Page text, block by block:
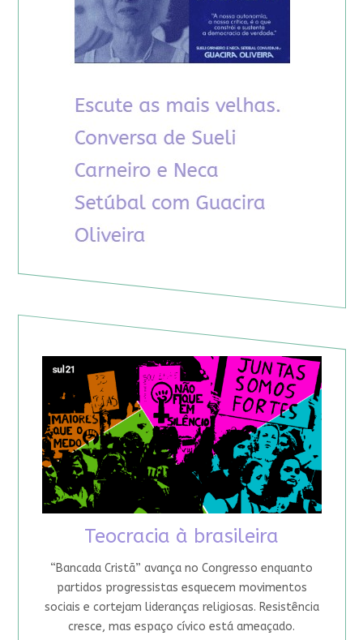
Teocracia à brasileira
“Bancada Cristã” avança no Congresso enquanto
partidos progressistas esquecem movimentos
sociais e cortejam lideranças religiosas. Resistência
cresce, mas espaço cívico está ameaçado.